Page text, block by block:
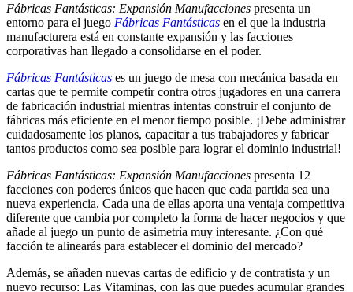
Fábricas Fantásticas: Expansión Manufacciones presenta un
entorno para el juego Fábricas Fantásticas en el que la industria
manufacturera está en constante expansión y las facciones
corporativas han llegado a consolidarse en el poder.
Fábricas Fantásticas es un juego de mesa con mecánica basada en
cartas que te permite competir contra otros jugadores en una carrera
de fabricación industrial mientras intentas construir el conjunto de
fábricas más eficiente en el menor tiempo posible. ¡Debe administrar
cuidadosamente los planos, capacitar a tus trabajadores y fabricar
tantos productos como sea posible para lograr el dominio industrial!
Fábricas Fantásticas: Expansión Manufacciones presenta 12
facciones con poderes únicos que hacen que cada partida sea una
nueva experiencia. Cada una de ellas aporta una ventaja competitiva
diferente que cambia por completo la forma de hacer negocios y que
añade al juego un punto de asimetría muy interesante. ¿Con qué
facción te alinearás para establecer el dominio del mercado?
Además, se añaden nuevas cartas de edificio y de contratista y un
nuevo recurso: Las Vitaminas, con las que puedes acumular grandes